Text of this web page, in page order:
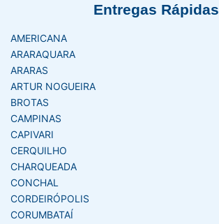
Entregas Rápidas
AMERICANA
ARARAQUARA
ARARAS
ARTUR NOGUEIRA
BROTAS
CAMPINAS
CAPIVARI
CERQUILHO
CHARQUEADA
CONCHAL
CORDEIRÓPOLIS
CORUMBATAÍ